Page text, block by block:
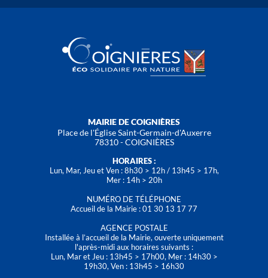
MAIRIE DE COIGNIÈRES
Place de l'Église Saint-Germain-d'Auxerre
78310 - COIGNIÈRES
HORAIRES :
Lun, Mar, Jeu et Ven : 8h30 > 12h / 13h45 > 17h,
Mer : 14h > 20h
NUMÉRO DE TÉLÉPHONE
Accueil de la Mairie : 01 30 13 17 77
AGENCE POSTALE
Installée à l’accueil de la Mairie, ouverte uniquement
l'après-midi aux horaires suivants :
Lun, Mar et Jeu : 13h45 > 17h00, Mer : 14h30 >
19h30, Ven : 13h45 > 16h30